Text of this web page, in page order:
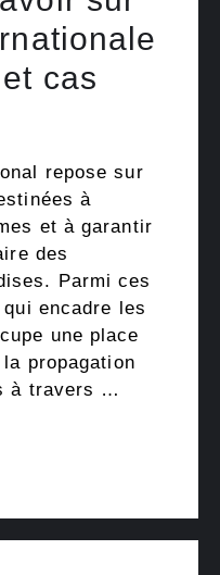
cas
repose sur
à
et à garantir
des
Parmi ces
encadre les
une place
propagation
à travers …